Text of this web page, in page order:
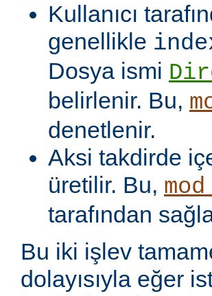
Kullanıcı
genellikle
Dosya ismi
belirlenir. Bu,
denetlenir.
Aksi takdirde
üretilir. Bu,
tarafından
Bu iki işlev
dolayısıyla eğer